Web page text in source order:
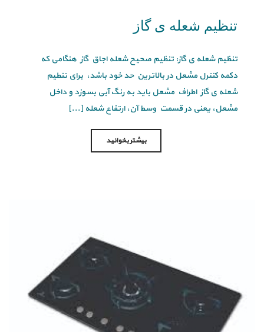
تنظیم شعله ی گاز
تنظیم شعله ی گاز: تنظیم صحیح شعله اجاق گاز هنگامی که
دکمه کنترل مشعل در بالاترین حد خود باشد، برای تنطیم
شعله ی گاز اطراف مشعل باید به رنگ آبی بسوزد و داخل
مشعل، یعنی در قسمت وسط آن، ارتفاع شعله [...]
بیشتر بخوانید